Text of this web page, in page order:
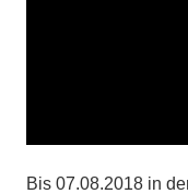
Bis 07.08.2018 in